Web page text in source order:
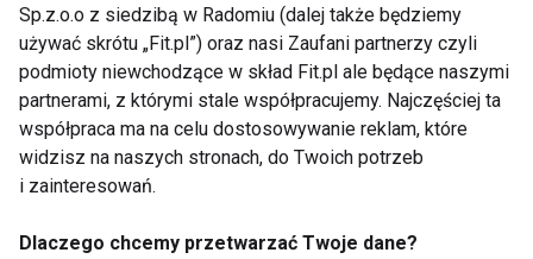
Rośnie świadomość znaczenia ochrony
przeciwsłonecznej wśród Polaków, jednak nadal
wiele jest do zrobienia w zakresie edukacji. Ważne
jest, aby informować o korzyściach płynących z
regularnego stosowania produktów z SPF, aby
zminimalizować ryzyko związane z
promieniowaniem UV.
Sp.z.o.o z siedzibą w Radomiu (dalej także będziemy
używać skrótu „Fit.pl”) oraz nasi Zaufani partnerzy czyli
podmioty niewchodzące w skład Fit.pl ale będące naszymi
partnerami, z którymi stale współpracujemy. Najczęściej ta
współpraca ma na celu dostosowywanie reklam, które
widzisz na naszych stronach, do Twoich potrzeb
i zainteresowań.
Dlaczego chcemy przetwarzać Twoje dane?